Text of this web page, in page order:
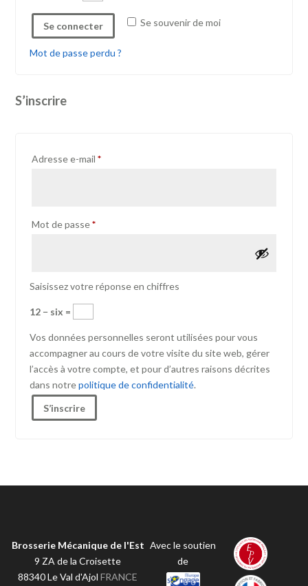
Se souvenir de moi
Se connecter
Mot de passe perdu ?
S’inscrire
Adresse e-mail*Obligatoire
Mot de passe*Obligatoire
Saisissez votre réponse en chiffres
12 − six =
Vos données personnelles seront utilisées pour vous
accompagner au cours de votre visite du site web, gérer
l’accès à votre compte, et pour d’autres raisons décrites
dans notrepolitique de confidentialité.
S’inscrire
Brosserie Mécanique de l'Est
9 ZA de la Croisette
88340Le Val d'Ajol FRANCE
Avec le soutien
de